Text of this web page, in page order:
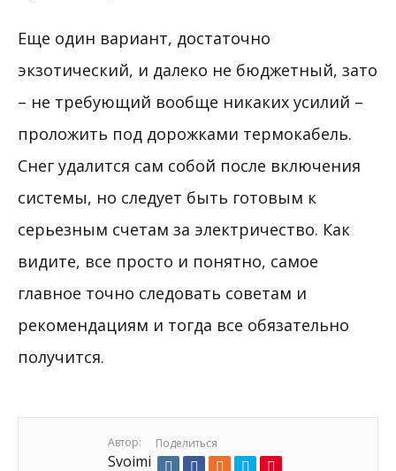
Еще один вариант, достаточно
экзотический, и далеко не бюджетный, зато
– не требующий вообще никаких усилий –
проложить под дорожками термокабель.
Снег удалится сам собой после включения
системы, но следует быть готовым к
серьезным счетам за электричество. Как
видите, все просто и понятно, самое
главное точно следовать советам и
рекомендациям и тогда все обязательно
получится.
Автор:
Svoimi
Поделиться